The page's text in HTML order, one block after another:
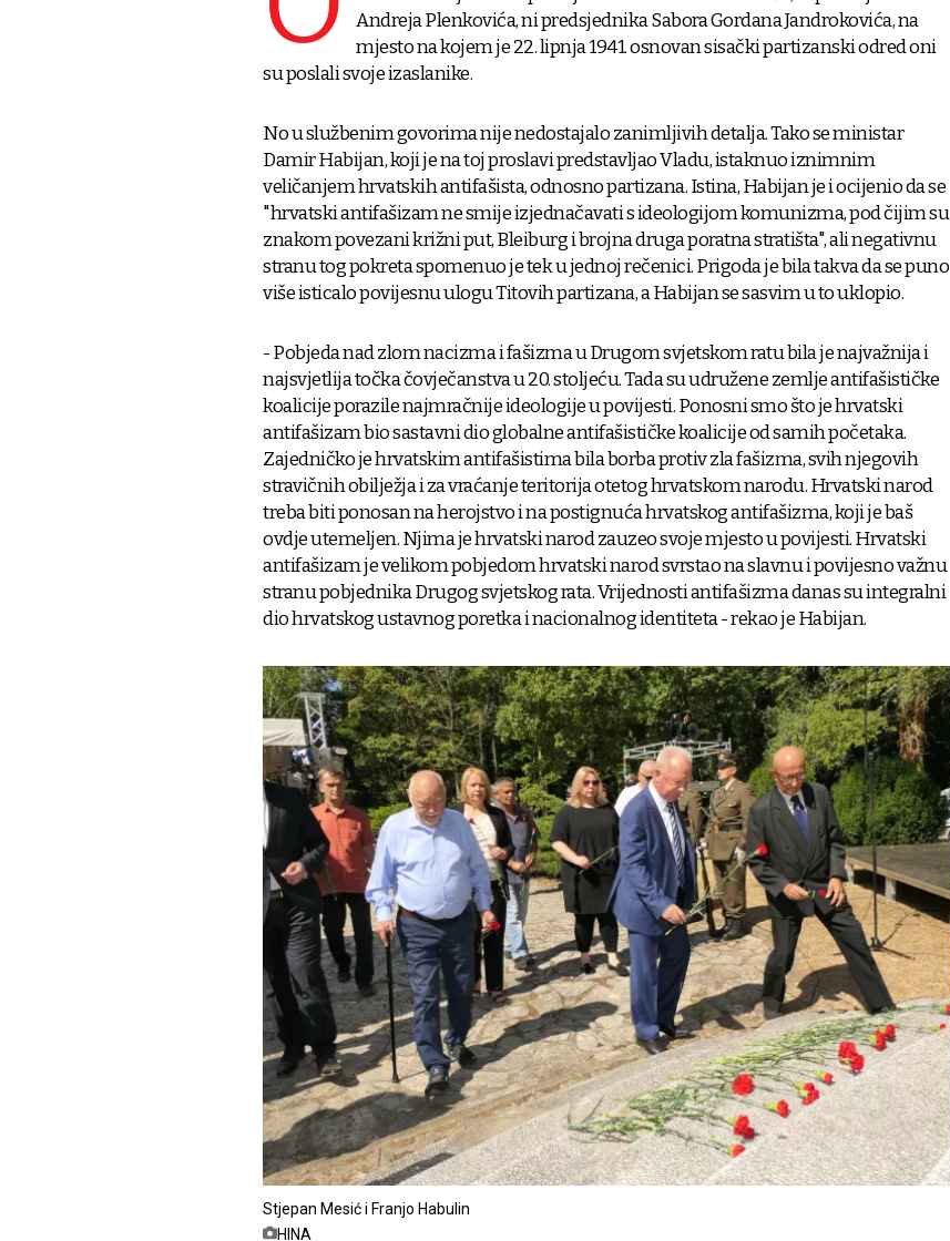
Andreja Plenkovića, ni predsjednika Sabora Gordana Jandrokovića, na
mjesto na kojem je 22. lipnja 1941. osnovan sisački partizanski odred oni
su poslali svoje izaslanike.
No u službenim govorima nije nedostajalo zanimljivih detalja. Tako se ministar
Damir Habijan, koji je na toj proslavi predstavljao Vladu, istaknuo iznimnim
veličanjem hrvatskih antifašista, odnosno partizana. Istina, Habijan je i ocijenio da se
"hrvatski antifašizam ne smije izjednačavati s ideologijom komunizma, pod čijim su
znakom povezani križni put, Bleiburg i brojna druga poratna stratišta", ali negativnu
stranu tog pokreta spomenuo je tek u jednoj rečenici. Prigoda je bila takva da se puno
više isticalo povijesnu ulogu Titovih partizana, a Habijan se sasvim u to uklopio.
- Pobjeda nad zlom nacizma i fašizma u Drugom svjetskom ratu bila je najvažnija i
najsvjetlija točka čovječanstva u 20. stoljeću. Tada su udružene zemlje antifašističke
koalicije porazile najmračnije ideologije u povijesti. Ponosni smo što je hrvatski
antifašizam bio sastavni dio globalne antifašističke koalicije od samih početaka.
Zajedničko je hrvatskim antifašistima bila borba protiv zla fašizma, svih njegovih
stravičnih obilježja i za vraćanje teritorija otetog hrvatskom narodu. Hrvatski narod
treba biti ponosan na herojstvo i na postignuća hrvatskog antifašizma, koji je baš
ovdje utemeljen. Njima je hrvatski narod zauzeo svoje mjesto u povijesti. Hrvatski
antifašizam je velikom pobjedom hrvatski narod svrstao na slavnu i povijesno važnu
stranu pobjednika Drugog svjetskog rata. Vrijednosti antifašizma danas su integralni
dio hrvatskog ustavnog poretka i nacionalnog identiteta - rekao je Habijan.
Stjepan Mesić i Franjo Habulin
HINA